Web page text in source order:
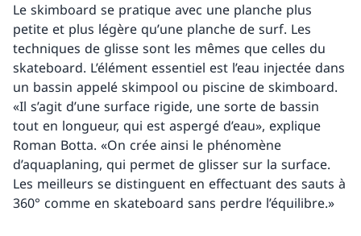
Le skimboard se pratique avec une planche plus
petite et plus légère qu’une planche de surf. Les
techniques de glisse sont les mêmes que celles du
skateboard. L’élément essentiel est l’eau injectée dans
un bassin appelé skimpool ou piscine de skimboard.
«Il s’agit d’une surface rigide, une sorte de bassin
tout en longueur, qui est aspergé d’eau», explique
Roman Botta. «On crée ainsi le phénomène
d’aquaplaning, qui permet de glisser sur la surface.
Les meilleurs se distinguent en effectuant des sauts à
360° comme en skateboard sans perdre l’équilibre.»